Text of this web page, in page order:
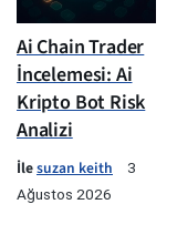
Ai Chain Trader
İncelemesi: Ai
Kripto Bot Risk
Analizi
İlesuzan keith
3
Ağustos 2026